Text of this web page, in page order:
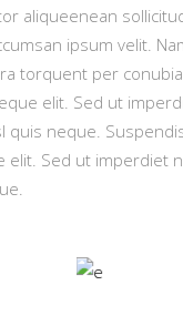
aliqueenean
ipsum velit.
torquent per
elit. Sed ut
quis neque.
Sed ut